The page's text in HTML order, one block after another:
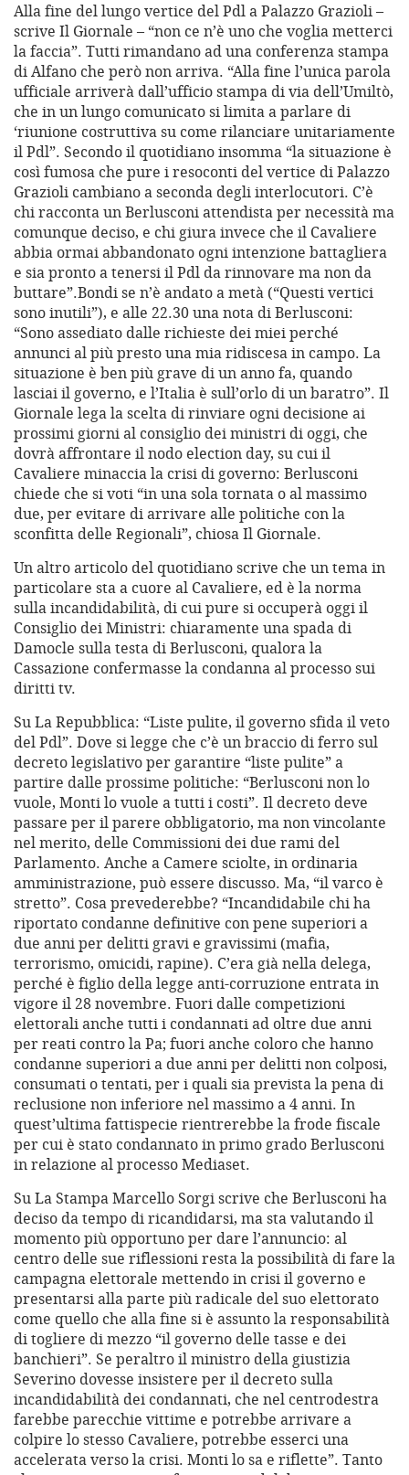
Alla fine del lungo vertice del Pdl a Palazzo Grazioli –
scrive Il Giornale – “non ce n’è uno che voglia metterci
la faccia”. Tutti rimandano ad una conferenza stampa
di Alfano che però non arriva. “Alla fine l’unica parola
ufficiale arriverà dall’ufficio stampa di via dell’Umiltò,
che in un lungo comunicato si limita a parlare di
‘riunione costruttiva su come rilanciare unitariamente
il Pdl”. Secondo il quotidiano insomma “la situazione è
così fumosa che pure i resoconti del vertice di Palazzo
Grazioli cambiano a seconda degli interlocutori. C’è
chi racconta un Berlusconi attendista per necessità ma
comunque deciso, e chi giura invece che il Cavaliere
abbia ormai abbandonato ogni intenzione battagliera
e sia pronto a tenersi il Pdl da rinnovare ma non da
buttare”.Bondi se n’è andato a metà (“Questi vertici
sono inutili”), e alle 22.30 una nota di Berlusconi:
“Sono assediato dalle richieste dei miei perché
annunci al più presto una mia ridiscesa in campo. La
situazione è ben più grave di un anno fa, quando
lasciai il governo, e l’Italia è sull’orlo di un baratro”. Il
Giornale lega la scelta di rinviare ogni decisione ai
prossimi giorni al consiglio dei ministri di oggi, che
dovrà affrontare il nodo election day, su cui il
Cavaliere minaccia la crisi di governo: Berlusconi
chiede che si voti “in una sola tornata o al massimo
due, per evitare di arrivare alle politiche con la
sconfitta delle Regionali”, chiosa Il Giornale.
Un altro articolo del quotidiano scrive che un tema in
particolare sta a cuore al Cavaliere, ed è la norma
sulla incandidabilità, di cui pure si occuperà oggi il
Consiglio dei Ministri: chiaramente una spada di
Damocle sulla testa di Berlusconi, qualora la
Cassazione confermasse la condanna al processo sui
diritti tv.
Su La Repubblica: “Liste pulite, il governo sfida il veto
del Pdl”. Dove si legge che c’è un braccio di ferro sul
decreto legislativo per garantire “liste pulite” a
partire dalle prossime politiche: “Berlusconi non lo
vuole, Monti lo vuole a tutti i costi”. Il decreto deve
passare per il parere obbligatorio, ma non vincolante
nel merito, delle Commissioni dei due rami del
Parlamento. Anche a Camere sciolte, in ordinaria
amministrazione, può essere discusso. Ma, “il varco è
stretto”. Cosa prevederebbe? “Incandidabile chi ha
riportato condanne definitive con pene superiori a
due anni per delitti gravi e gravissimi (mafia,
terrorismo, omicidi, rapine). C’era già nella delega,
perché è figlio della legge anti-corruzione entrata in
vigore il 28 novembre. Fuori dalle competizioni
elettorali anche tutti i condannati ad oltre due anni
per reati contro la Pa; fuori anche coloro che hanno
condanne superiori a due anni per delitti non colposi,
consumati o tentati, per i quali sia prevista la pena di
reclusione non inferiore nel massimo a 4 anni. In
quest’ultima fattispecie rientrerebbe la frode fiscale
per cui è stato condannato in primo grado Berlusconi
in relazione al processo Mediaset.
Su La Stampa Marcello Sorgi scrive che Berlusconi ha
deciso da tempo di ricandidarsi, ma sta valutando il
momento più opportuno per dare l’annuncio: al
centro delle sue riflessioni resta la possibilità di fare la
campagna elettorale mettendo in crisi il governo e
presentarsi alla parte più radicale del suo elettorato
come quello che alla fine si è assunto la responsabilità
di togliere di mezzo “il governo delle tasse e dei
banchieri”. Se peraltro il ministro della giustizia
Severino dovesse insistere per il decreto sulla
incandidabilità dei condannati, che nel centrodestra
farebbe parecchie vittime e potrebbe arrivare a
colpire lo stesso Cavaliere, potrebbe esserci una
accelerata verso la crisi. Monti lo sa e riflette”. Tanto